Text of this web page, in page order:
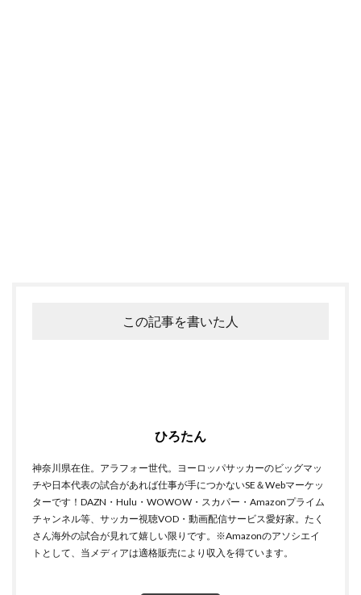
この記事を書いた人
ひろたん
神奈川県在住。アラフォー世代。ヨーロッパサッカーのビッグマッ
チや日本代表の試合があれば仕事が手につかないSE＆Webマーケッ
ターです！DAZN・Hulu・WOWOW・スカパー・Amazonプライム
チャンネル等、サッカー視聴VOD・動画配信サービス愛好家。たく
さん海外の試合が見れて嬉しい限りです。※Amazonのアソシエイ
トとして、当メディアは適格販売により収入を得ています。